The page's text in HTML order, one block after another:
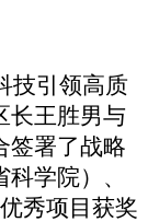
技引领高质
长王胜男与
签署了战略
学院）、
秀项目获奖